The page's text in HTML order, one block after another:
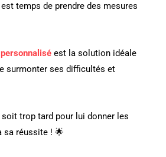
temps de prendre des mesures
est la solution idéale
surmonter ses difficultés et
soit trop tard pour lui donner les
sa réussite ! 🌟